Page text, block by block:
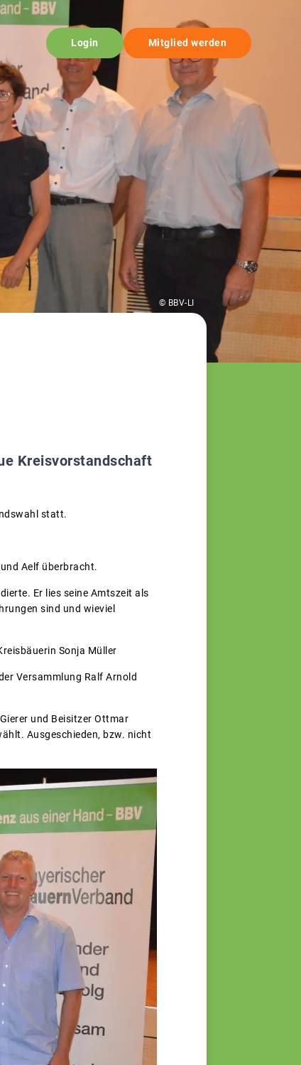
Login Mitglied werden
© BBV-LI
Kreisvorstandschaft
statt.
Aelf überbracht.
Er lies seine Amtszeit als
sind und wieviel
Sonja Müller
Versammlung Ralf Arnold
und Beisitzer Ottmar
Ausgeschieden, bzw. nicht